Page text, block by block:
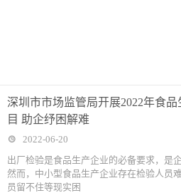
深圳市市场监管局开展2022年食
目 助企纾困解难
2022-06-20
出厂检验是食品生产企业的必备要求，是
然而，中小型食品生产企业存在检验人员
员留不住等现实困